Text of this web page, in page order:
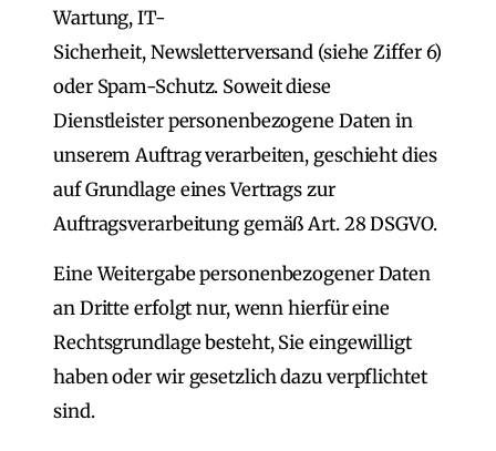
Wartung, IT-
Sicherheit, Newsletterversand (siehe Ziffer 6)
oder Spam-Schutz. Soweit diese
Dienstleister personenbezogene Daten in
unserem Auftrag verarbeiten, geschieht dies
auf Grundlage eines Vertrags zur
Auftragsverarbeitung gemäß Art. 28 DSGVO.
Eine Weitergabe personenbezogener Daten
an Dritte erfolgt nur, wenn hierfür eine
Rechtsgrundlage besteht, Sie eingewilligt
haben oder wir gesetzlich dazu verpflichtet
sind.